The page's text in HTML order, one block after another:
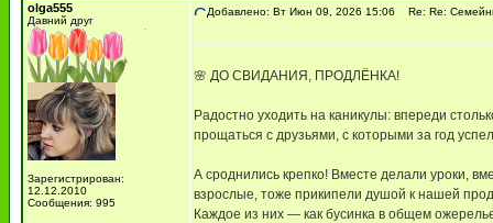
olga555
Давний друг
Зарегистрирован:
12.12.2010
Сообщения: 995
Добавлено: Вт Июн 09, 2026 15:06 Re: Re:
🌸 ДО СВИДАНИЯ, ПРОДЛЁНКА!
Радостно уходить на каникулы: впереди
прощаться с друзьями, с которыми за год
А сроднились крепко! Вместе делали уроки,
взрослые, тоже прикипели душой к нашей
Каждое из них — как бусинка в общем